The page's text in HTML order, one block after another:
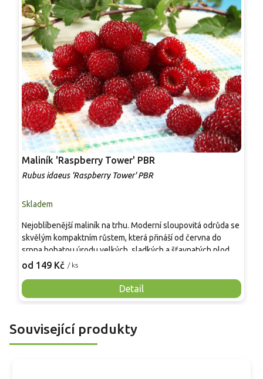
Maliník 'Raspberry Tower' PBR
Rubus idaeus 'Raspberry Tower' PBR
Skladem
od 149 Kč / ks
Detail
Nejoblíbenější maliník na trhu. Moderní sloupovitá odrůda se
skvělým kompaktním růstem, která přináší od června do
srpna bohatou úrodu velkých, sladkých a šťavnatých plodů.
Pevné vzpřímené výhony tvoří elegantní habitus bez
Mrazuvzdornost do −25 °C a spolehlivá vitalita z něj dělají
skvělou volbu pro každého pěstitele.
Související produkty